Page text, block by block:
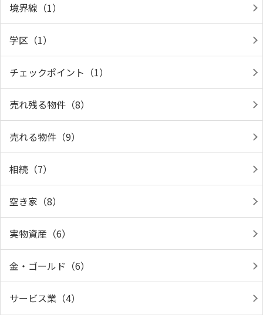
境界線（1）
学区（1）
チェックポイント（1）
売れ残る物件（8）
売れる物件（9）
相続（7）
空き家（8）
実物資産（6）
金・ゴールド（6）
サービス業（4）